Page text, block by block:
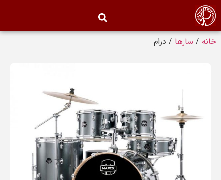
خانه / سازها / درام